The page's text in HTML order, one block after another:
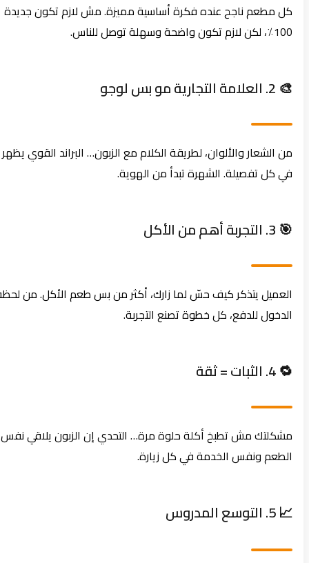
كل مطعم ناجح عنده فكرة أساسية مميزة. مش لازم تكون جديدة
100٪، لكن لازم تكون واضحة وسهلة توصل للناس.
من الشعار والألوان، لطريقة الكلام مع الزبون… البراند القوي يظهر
في كل تفصيلة. الشهرة تبدأ من الهوية.
العميل يتذكر كيف حسّ لما زارك، أكثر من بس طعم الأكل. من لحظة
الدخول للدفع، كل خطوة تصنع التجربة.
مشكلتك مش تطبخ أكلة حلوة مرة… التحدي إن الزبون يلاقي نفس
الطعم ونفس الخدمة في كل زيارة.